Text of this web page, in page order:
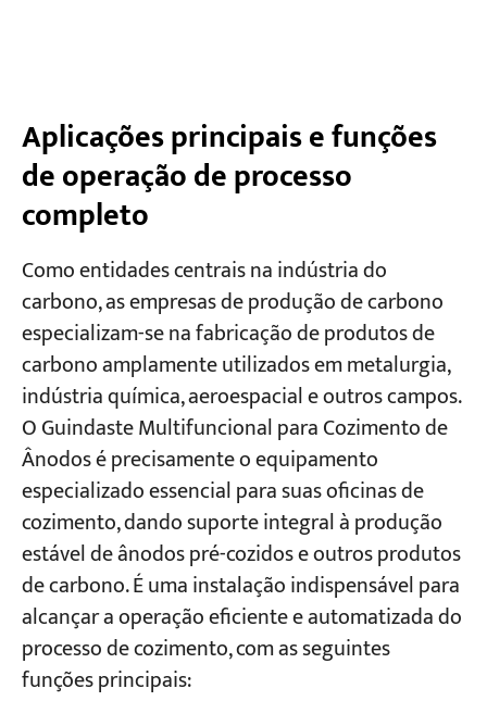
Aplicações principais e funções
de operação de processo
completo
Como entidades centrais na indústria do
carbono, as empresas de produção de carbono
especializam-se na fabricação de produtos de
carbono amplamente utilizados em metalurgia,
indústria química, aeroespacial e outros campos.
O Guindaste Multifuncional para Cozimento de
Ânodos é precisamente o equipamento
especializado essencial para suas oficinas de
cozimento, dando suporte integral à produção
estável de ânodos pré-cozidos e outros produtos
de carbono. É uma instalação indispensável para
alcançar a operação eficiente e automatizada do
processo de cozimento, com as seguintes
funções principais: